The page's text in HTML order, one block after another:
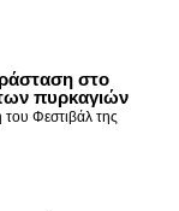
στο
πυρκαγιών
Φεστιβάλ της